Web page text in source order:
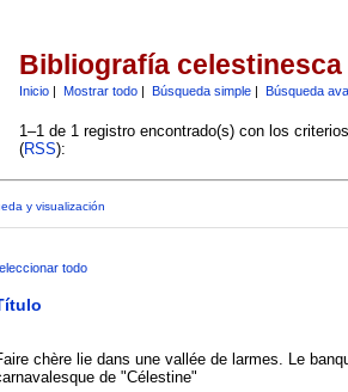
Bibliografía celestinesca
Inicio| Mostrar todo| Búsqueda simple| Búsqueda
1–1 de 1 registro encontrado(s) con los
(RSS):
y visualización
todo
chère lie dans une vallée de larmes. Le
de "Célestine"